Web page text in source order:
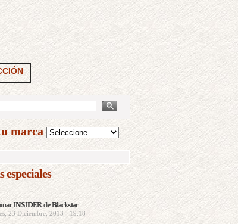
marca
especiales
INSIDER de Blackstar
23 Diciembre, 2013 - 19:18